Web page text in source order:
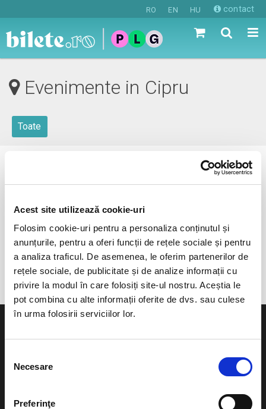
Acest site utilizează cookie-uri
Folosim cookie-uri pentru a personaliza conținutul și
anunțurile, pentru a oferi funcții de rețele sociale și pentru
a analiza traficul. De asemenea, le oferim partenerilor de
rețele sociale, de publicitate și de analize informații cu
privire la modul în care folosiți site-ul nostru. Aceștia le
pot combina cu alte informații oferite de dvs. sau culese
în urma folosirii serviciilor lor.
consimțământului
Necesare
Preferinţe
RO EN HU contact
Evenimente in Cipru
Toate
0 evenimente in viitorul apropiat
anunta-ma pe email cand apare urmatorul eveniment la
Cipru
Evenimente
Teatru